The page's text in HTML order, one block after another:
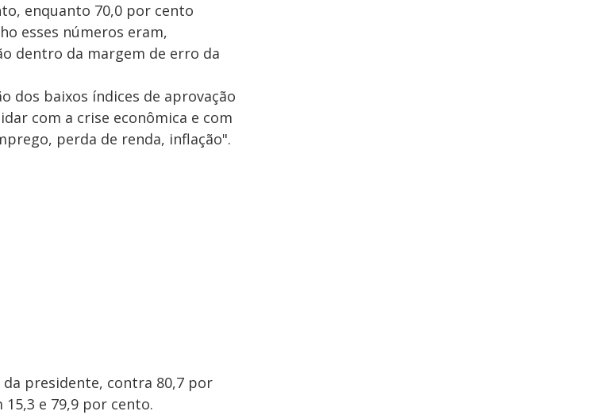
enquanto 70,0 por cento
esses números eram,
dentro da margem de erro da
dos baixos índices de aprovação
com a crise econômica e com
perda de renda, inflação".
presidente, contra 80,7 por
e 79,9 por cento.